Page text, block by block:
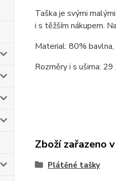
Taška je svými
i s těžším nákupem.
Material: 80%
Rozměry i s ušima:
Zboží zařazeno
Plátěné tašky